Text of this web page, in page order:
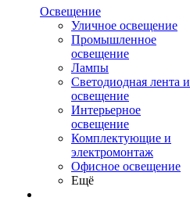
Освещение
Уличное освещение
Промышленное
освещение
Лампы
Светодиодная лента и
освещение
Интерьерное
освещение
Комплектующие и
электромонтаж
Офисное освещение
Ещё